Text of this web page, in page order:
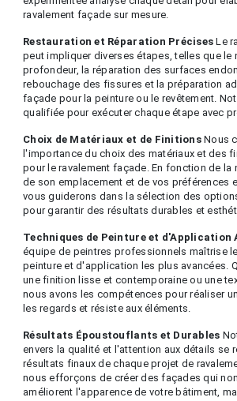
ravalement façade sur mesure.
Restauration et Réparation Précises Le
peut impliquer diverses étapes, telles que le
profondeur, la réparation des surfaces
rebouchage des fissures et la préparation
façade pour la peinture ou le revêtement.
qualifiée pour exécuter chaque étape avec
Choix de Matériaux et de FinitionsNous
l'importance du choix des matériaux et des
pour le ravalement façade. En fonction de la
de son emplacement et de vos préférences
vous guiderons dans la sélection des
pour garantir des résultats durables et
Techniques de Peinture et d'Application
équipe de peintres professionnels maîtrise
peinture et d'application les plus avancées.
une finition lisse et contemporaine ou une
nous avons les compétences pour réaliser
les regards et résiste aux éléments.
Résultats Époustouflants et Durables
envers la qualité et l'attention aux détails se
résultats finaux de chaque projet de
nous efforçons de créer des façades qui
améliorent l'apparence de votre bâtiment,